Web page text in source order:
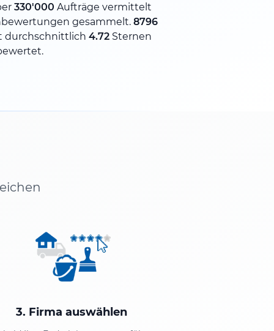
330'000 Aufträge vermittelt
gesammelt. 8796
durchschnittlich 4.72Sternen
3. Firma auswählen